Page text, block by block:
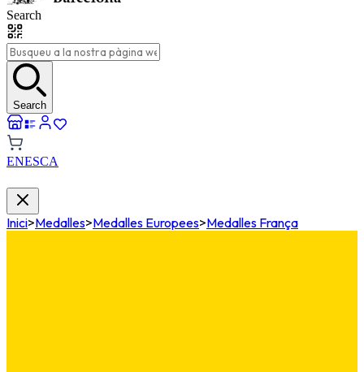
Search
Search
ENESCA
Inici>Medalles>Medalles Europees>Medalles França